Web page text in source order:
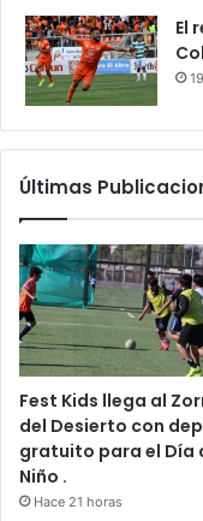
El
Últimas
Fest Kids llega al
del Desierto con
gratuito para el Día
Niño .
Hace 21 horas